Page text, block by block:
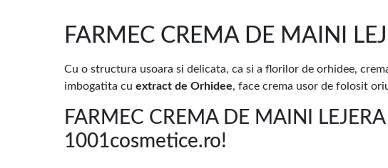
FARMEC CREMA DE MAINI
Cu o structura usoara si delicata, ca si a florilor de orhidee,
imbogatita cu extract de Orhidee, face crema usor de folosit
FARMEC CREMA DE MAINI
1001cosmetice.ro!